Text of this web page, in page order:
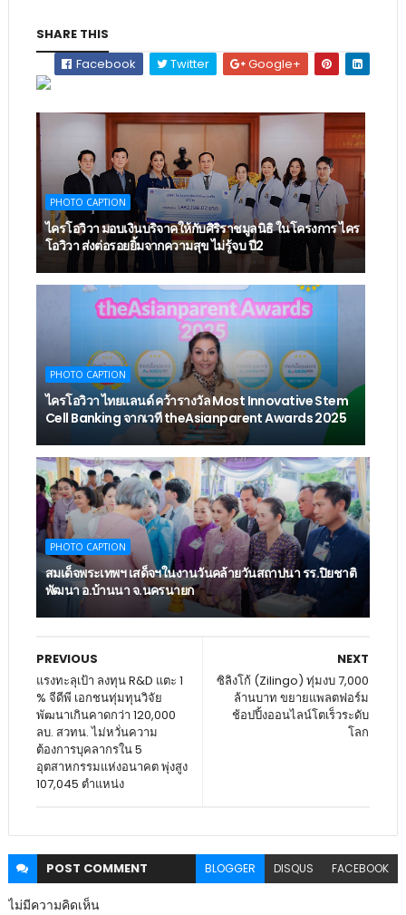
SHARE THIS
Facebook
Twitter Google+
PHOTO CAPTION
ไครโอวิวา มอบเงินบริจาคให้กับศิริราชมูลนิธิ ในโครงการ ไคร
โอวิวา ส่งต่อรอยยิ้มจากความสุข ไม่รู้จบ ปี2
PHOTO CAPTION
ไครโอวิวา ไทยแลนด์ คว้ารางวัล Most Innovative Stem
Cell Banking จากเวที theAsianparent Awards 2025
PHOTO CAPTION
สมเด็จพระเทพฯ เสด็จฯในงานวันคล้ายวันสถาปนา รร.ปิยชาติ
พัฒนา อ.บ้านนา จ.นครนายก
NEXT
ซิลิงโก้ (Zilingo) ทุ่มงบ 7,000
ล้านบาท ขยายแพลตฟอร์ม
ช้อปปิ้งออนไลน์โตเร็วระดับ
โลก
PREVIOUS
แรงทะลุเป้า ลงทุน R&D แตะ 1
% จีดีพี เอกชนทุ่มทุนวิจัย
พัฒนาเกินคาดกว่า 120,000
ลบ. สวทน. ไม่หวั่นความ
ต้องการบุคลากรใน 5
อุตสาหกรรมแห่งอนาคต พุ่งสูง
107,045 ตำแหน่ง
POST COMMENT BLOGGER DISQUS FACEBOOK
ไม่มีความคิดเห็น